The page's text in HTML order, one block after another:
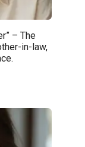
– The
in-law,